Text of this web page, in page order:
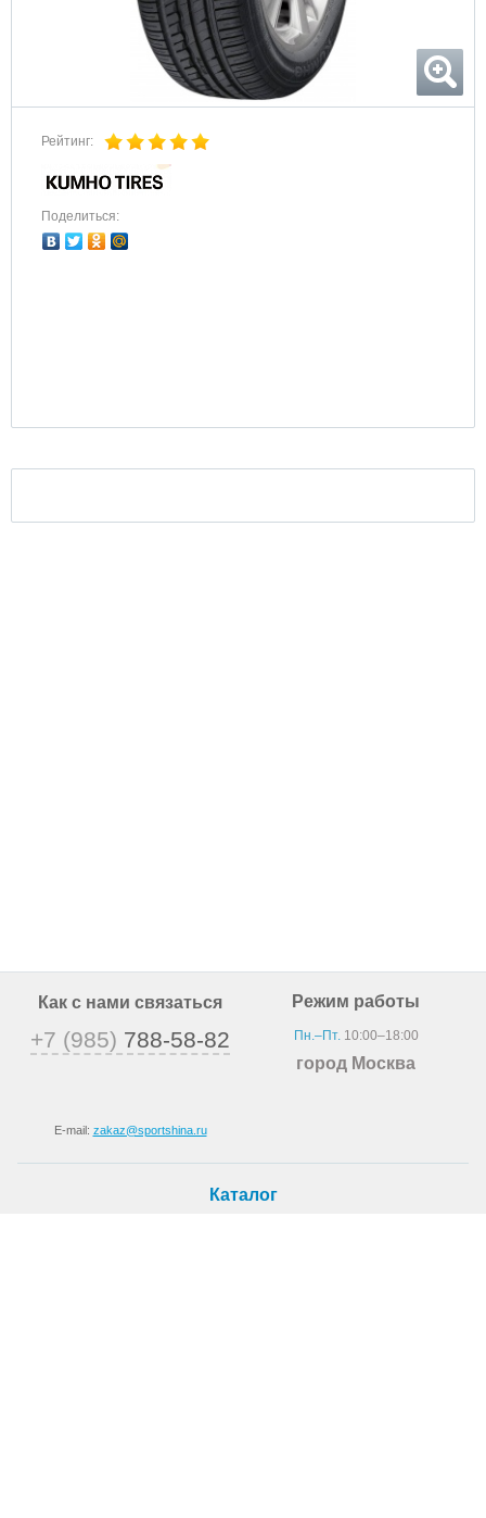
Рейтинг:
Поделиться:
Как с нами связаться
+7 (985) 788-58-82
E-mail: zakaz@sportshina.ru
Режим работы
Пн.–Пт.10:00–18:00
город Москва
Каталог